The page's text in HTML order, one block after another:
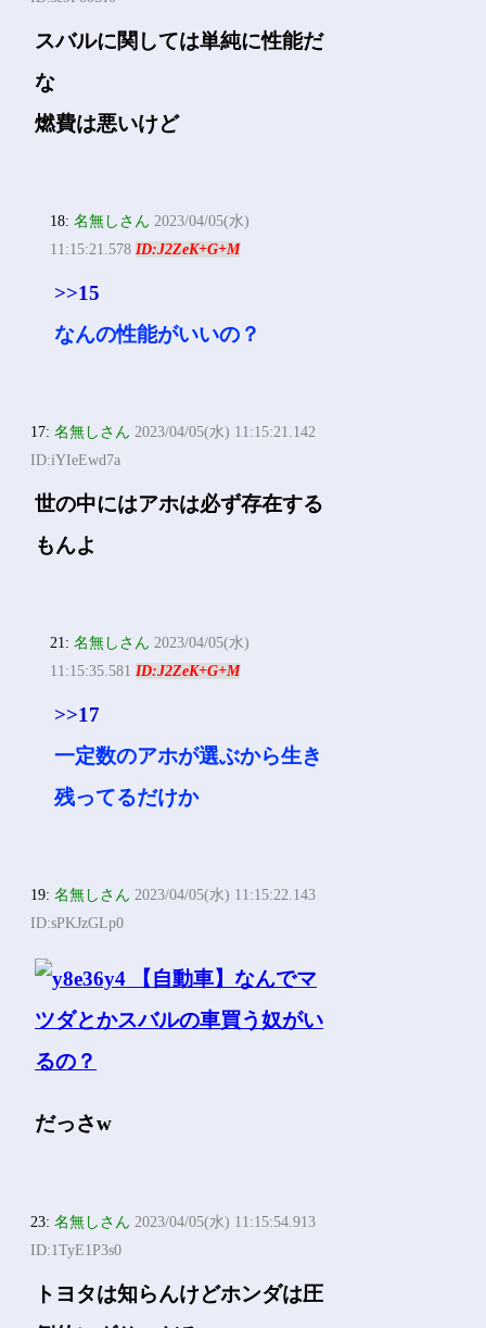
スバルに関しては単純に性能だ
な
燃費は悪いけど
18:名無しさん 2023/04/05(水)
11:15:21.578ID:J2ZeK+G+M
>>15
なんの性能がいいの？
17:名無しさん 2023/04/05(水) 11:15:21.142
ID:iYIeEwd7a
世の中にはアホは必ず存在する
もんよ
21:名無しさん 2023/04/05(水)
11:15:35.581ID:J2ZeK+G+M
>>17
一定数のアホが選ぶから生き
残ってるだけか
19:名無しさん 2023/04/05(水) 11:15:22.143
ID:sPKJzGLp0
だっさw
23:名無しさん 2023/04/05(水) 11:15:54.913
ID:1TyE1P3s0
トヨタは知らんけどホンダは圧